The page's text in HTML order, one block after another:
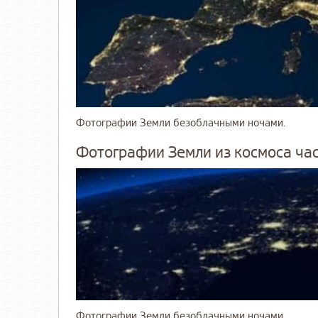
Фотографии Земли безоблачными ночами.
Фотографии Земли из космоса